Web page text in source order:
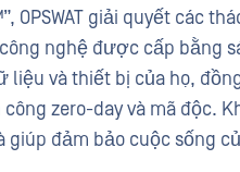
giải quyết các
nghệ được cấp bằng
liệu và thiết bị của họ,
zero-day và mã độc.
đảm bảo cuộc sống